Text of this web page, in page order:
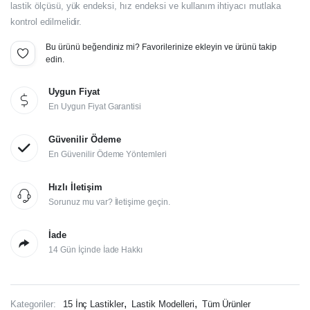
lastik ölçüsü, yük endeksi, hız endeksi ve kullanım ihtiyacı mutlaka
kontrol edilmelidir.
Bu ürünü beğendiniz mi? Favorilerinize ekleyin ve ürünü takip
edin.
Uygun Fiyat
En Uygun Fiyat Garantisi
Güvenilir Ödeme
En Güvenilir Ödeme Yöntemleri
Hızlı İletişim
Sorunuz mu var? İletişime geçin.
İade
14 Gün İçinde İade Hakkı
Kategoriler: 15 İnç Lastikler, Lastik Modelleri, Tüm Ürünler